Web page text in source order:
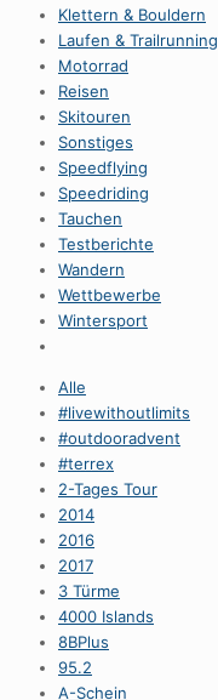
Klettern & Bouldern
Laufen & Trailrunning
Motorrad
Reisen
Skitouren
Sonstiges
Speedflying
Speedriding
Tauchen
Testberichte
Wandern
Wettbewerbe
Wintersport
Alle
#livewithoutlimits
#outdooradvent
#terrex
2-Tages Tour
2014
2016
2017
3 Türme
4000 Islands
8BPlus
95.2
A-Schein